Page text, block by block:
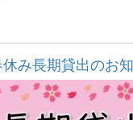
み長期貸出のお